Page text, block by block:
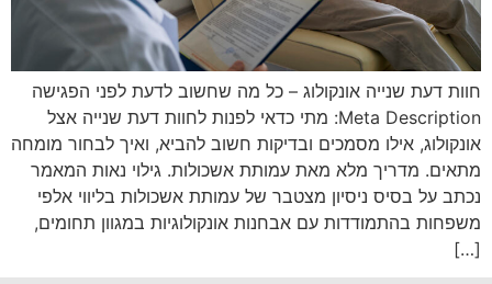
חוות דעת שנייה אונקולוג – כל מה שחשוב לדעת לפני הפגישה
Meta Description: מתי כדאי לפנות לחוות דעת שנייה אצל
אונקולוג, אילו מסמכים ובדיקות חשוב להביא, ואיך לבחור מומחה
מתאים. מדריך מלא מאת עמותת אשכולות. גילוי נאות המאמר
נכתב על בסיס ניסיון מצטבר של עמותת אשכולות בליווי אלפי
משפחות בהתמודדות עם אבחנות אונקולוגיות במגוון תחומים,
[…]